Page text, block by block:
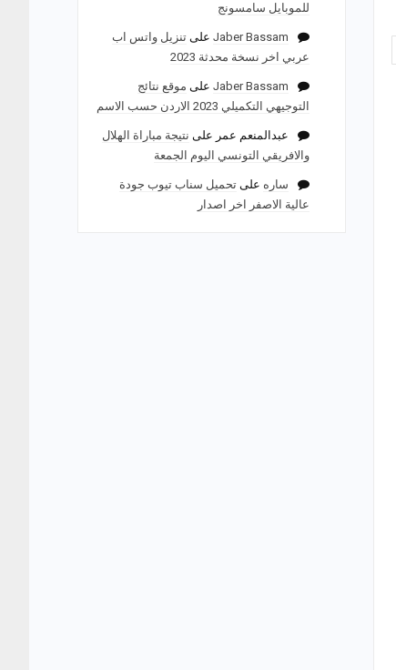
للموبايل سامسونج
Jaber Bassamعلى تنزيل واتس اب
عربي اخر نسخة محدثة 2023
Jaber Bassamعلى موقع نتائج
التوجيهي التكميلي 2023 الاردن حسب الاسم
عبدالمنعم عمر على نتيجة مباراة الهلال
والافريقي التونسي اليوم الجمعة
ساره على تحميل سناب تيوب جودة
عالية الاصفر اخر اصدار